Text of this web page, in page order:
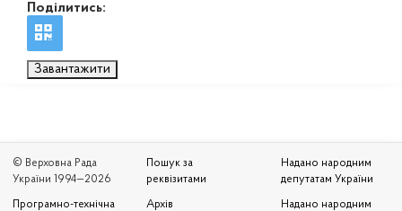
Поділитись:
Завантажити
© Верховна Рада
України 1994—2026
Програмно-технічна
Пошук за
реквізитами
Архів
Надано народним
депутатам України
Надано народним